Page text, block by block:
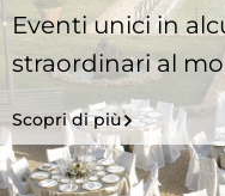
Eventi unici in
straordinari al
Scopri di più